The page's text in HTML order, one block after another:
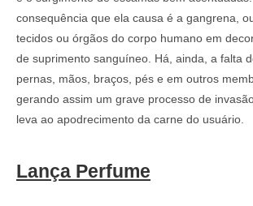
consequência que ela causa é a gangrena,
tecidos ou órgãos do corpo humano em
de suprimento sanguíneo. Há, ainda, a falta
pernas, mãos, braços, pés e em outros
gerando assim um grave processo de
leva ao apodrecimento da carne do usuário.
Lança Perfume